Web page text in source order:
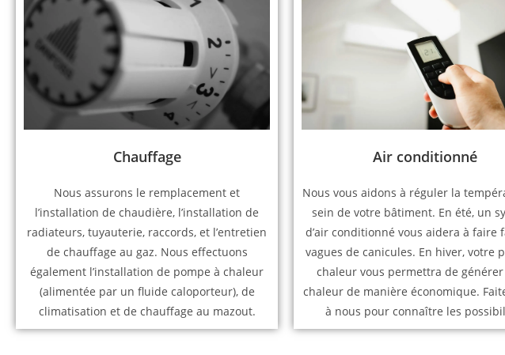
Chauffage
Nous assurons le remplacement et
l’installation de chaudière, l’installation de
radiateurs, tuyauterie, raccords, et l’entretien
de chauffage au gaz. Nous effectuons
également l’installation de pompe à chaleur
(alimentée par un fluide caloporteur), de
climatisation et de chauffage au mazout.
Air conditionné
Nous vous aidons à réguler la
sein de votre bâtiment. En été, un
d’air conditionné vous aidera à faire
vagues de canicules. En hiver, votre
chaleur vous permettra de
chaleur de manière économique.
à nous pour connaître les